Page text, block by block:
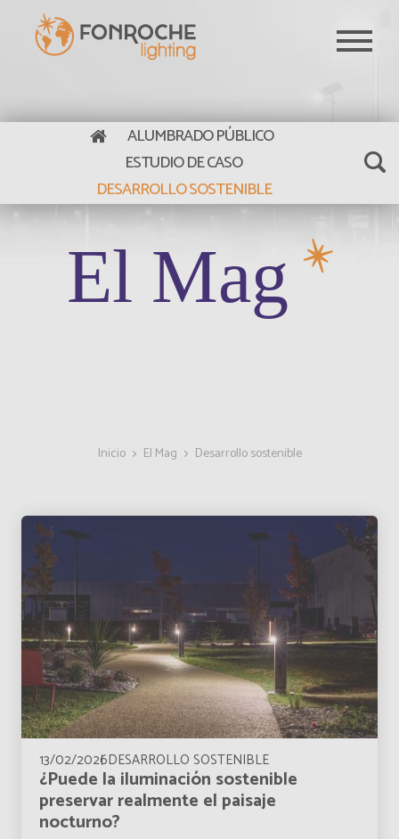
Pasar al contenido principal
El Mag
ALUMBRADO PÚBLICO
ESTUDIO DE CASO
DESARROLLO SOSTENIBLE
Inicio El Mag Desarrollo sostenible
13/02/2026DESARROLLO SOSTENIBLE
¿Puede la iluminación sostenible
preservar realmente el paisaje
nocturno?